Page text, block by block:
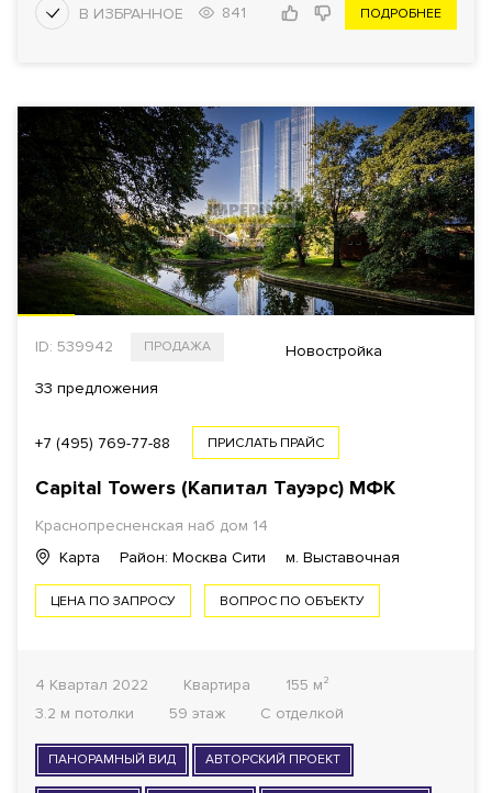
841 ПОДРОБНЕЕ
ID: 539942 ПРОДАЖА Новостройка
33 предложения
+7 (495) 769-77-88 ПРИСЛАТЬ ПРАЙС
Capital Towers (Капитал Тауэрс) МФК
Краснопресненская наб дом 14
Карта
Район: Москва Сити м. Выставочная
ЦЕНА ПО ЗАПРОСУ ВОПРОС ПО ОБЪЕКТУ
4 Квартал 2022 Квартира
155 м²
3.2 м потолки
59 этаж С отделкой
ПАНОРАМНЫЙ ВИД АВТОРСКИЙ ПРОЕКТ